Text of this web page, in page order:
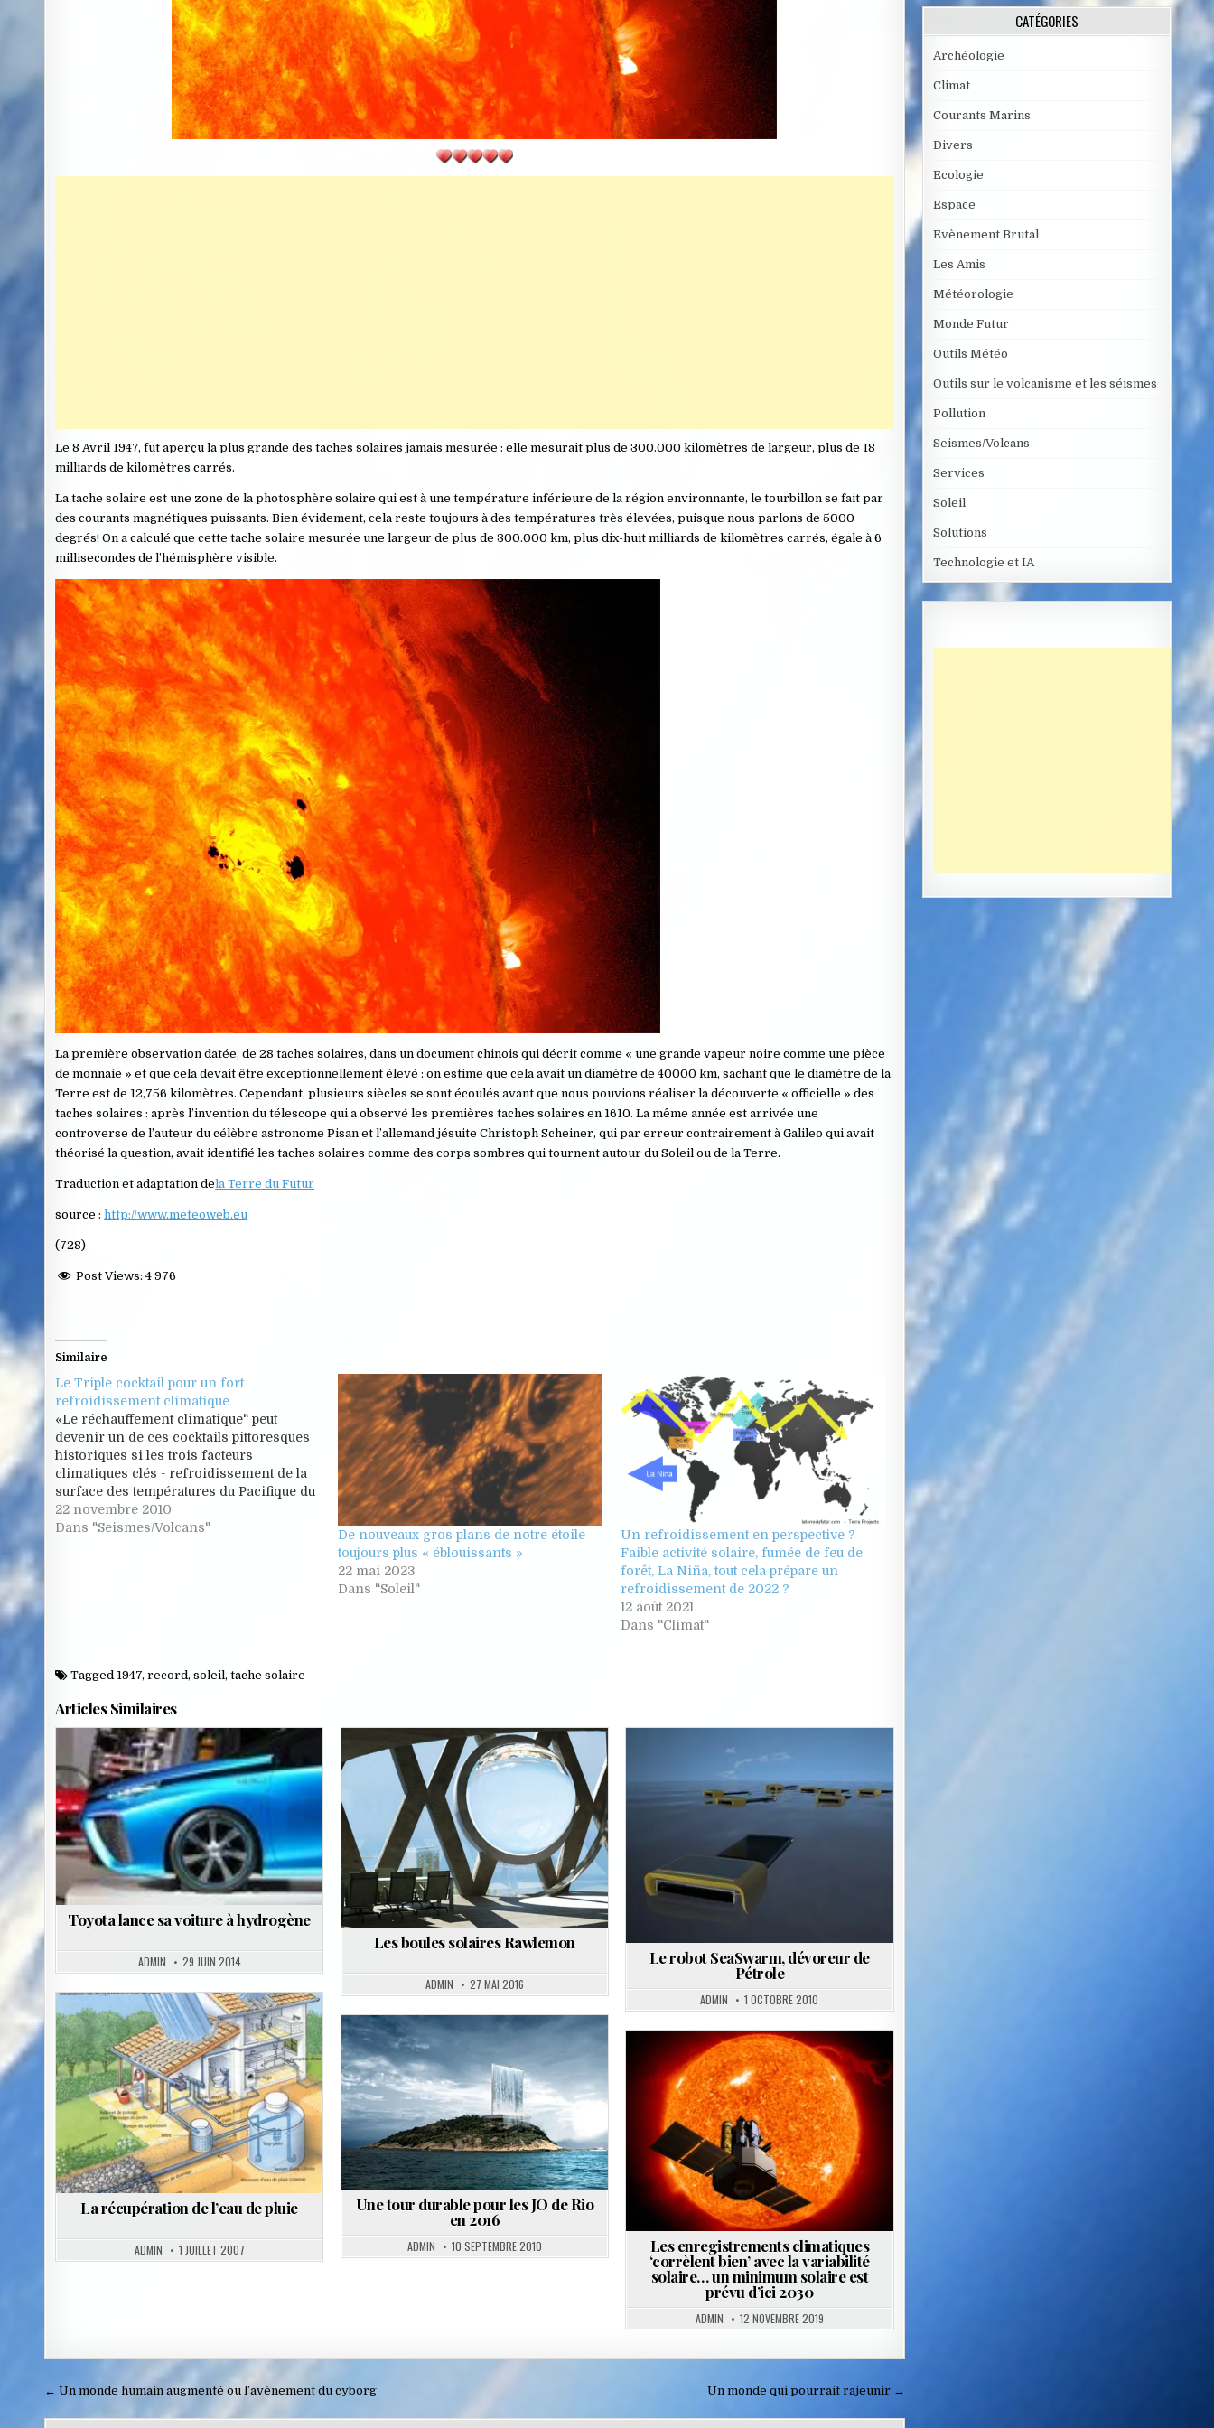
Le 8 Avril 1947, fut aperçu la plus grande des taches solaires jamais mesurée : elle mesurait plus de 300.000 kilomètres de largeur, plus de 18
milliards de kilomètres carrés.
La tache solaire est une zone de la photosphère solaire qui est à une température inférieure de la région environnante, le tourbillon se fait par
des courants magnétiques puissants. Bien évidement, cela reste toujours à des températures très élevées, puisque nous parlons de 5000
degrés! On a calculé que cette tache solaire mesurée une largeur de plus de 300.000 km, plus dix-huit milliards de kilomètres carrés, égale à 6
millisecondes de l’hémisphère visible.
La première observation datée, de 28 taches solaires, dans un document chinois qui décrit comme « une grande vapeur noire comme une pièce
de monnaie » et que cela devait être exceptionnellement élevé : on estime que cela avait un diamètre de 40000 km, sachant que le diamètre de la
Terre est de 12,756 kilomètres. Cependant, plusieurs siècles se sont écoulés avant que nous pouvions réaliser la découverte « officielle » des
taches solaires : après l’invention du télescope qui a observé les premières taches solaires en 1610. La même année est arrivée une
controverse de l’auteur du célèbre astronome Pisan et l’allemand jésuite Christoph Scheiner, qui par erreur contrairement à Galileo qui avait
théorisé la question, avait identifié les taches solaires comme des corps sombres qui tournent autour du Soleil ou de la Terre.
Traduction et adaptation dela Terre du Futur
source :http://www.meteoweb.eu
(728)
Post Views: 4 976
Similaire
Le Triple cocktail pour un fort
refroidissement climatique
«Le réchauffement climatique" peut
devenir un de ces cocktails pittoresques
historiques si les trois facteurs
climatiques clés - refroidissement de la
surface des températures du Pacifique du
Nord, très faible activité solaire et
l'augmentation des éruptions volcaniques
22 novembre 2010
Dans "Seismes/Volcans"
De nouveaux gros plans de notre étoile
toujours plus « éblouissants »
22 mai 2023
Dans "Soleil"
Un refroidissement en perspective ?
Faible activité solaire, fumée de feu de
forêt, La Niña, tout cela prépare un
refroidissement de 2022 ?
12 août 2021
Dans "Climat"
Tagged 1947,record,soleil,tache solaire
Articles Similaires
Posted
in
Toyota lance sa voiture à hydrogène
ADMIN 29 JUIN 2014
Posted
Les boules solaires Rawlemon
ADMIN 27 MAI 2016
Le robot SeaSwarm, dévoreur de
Pétrole
ADMIN 1 OCTOBRE 2010
Posted
in
La récupération de l’eau de pluie
ADMIN 1 JUILLET 2007
in
Une tour durable pour les JO de Rio
en 2016
ADMIN 10 SEPTEMBRE 2010
Posted
in
Les enregistrements climatiques
‘corrèlent bien’ avec la variabilité
solaire… un minimum solaire est
prévu d’ici 2030
ADMIN 12 NOVEMBRE 2019
Navigation
de
← Un monde humain augmenté ou l’avènement du cyborg Un monde qui pourrait rajeunir →
CATÉGORIES
Archéologie
Climat
Courants Marins
Divers
Ecologie
Espace
Evènement Brutal
Les Amis
Météorologie
Monde Futur
Outils Météo
Outils sur le volcanisme et les séismes
Pollution
Seismes/Volcans
Services
Soleil
Solutions
Technologie et IA